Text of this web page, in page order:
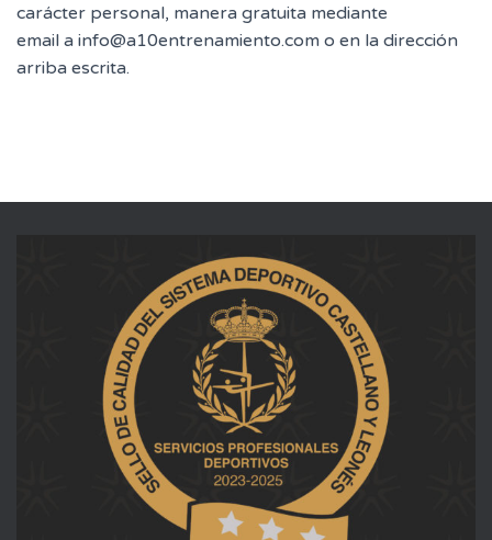
carácter personal, manera gratuita mediante
email a info@a10entrenamiento.com o en la dirección
arriba escrita.